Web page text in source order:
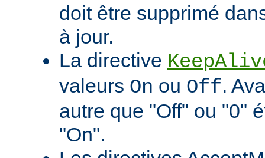
doit être supprimé
à jour.
La directive
valeurs On ou Off.
autre que "Off" ou "0"
"On".